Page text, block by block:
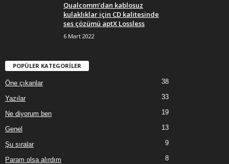
Qualcomm’dan kablosuz
kulaklıklar için CD kalitesinde
ses çözümü aptX Lossless
6 Mart 2022
POPÜLER KATEGORİLER
Öne çıkanlar 38
Yazılar 33
Ne diyorum ben 19
Genel 13
Şu sıralar 9
Param olsa alırdım 8